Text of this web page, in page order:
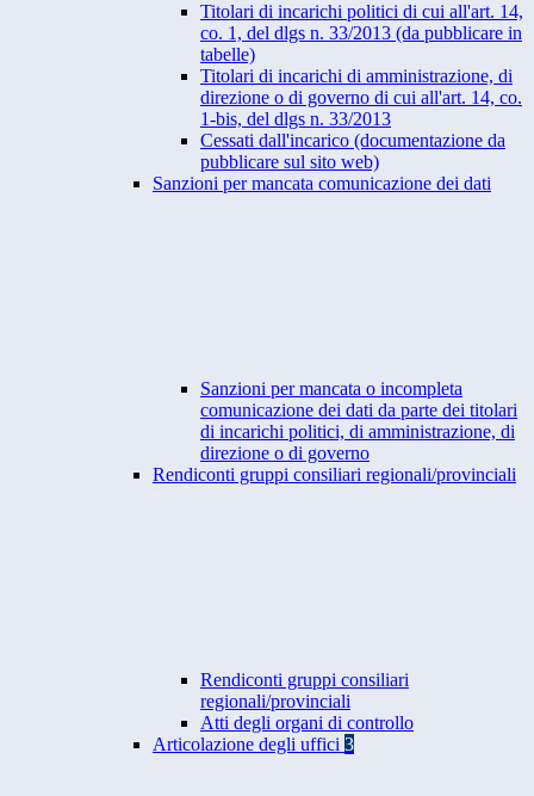
Titolari di incarichi politici di cui all'art. 14,
co. 1, del dlgs n. 33/2013 (da pubblicare in
tabelle)
Titolari di incarichi di amministrazione, di
direzione o di governo di cui all'art. 14, co.
1-bis, del dlgs n. 33/2013
Cessati dall'incarico (documentazione da
pubblicare sul sito web)
Sanzioni per mancata comunicazione dei dati
Sanzioni per mancata o incompleta
comunicazione dei dati da parte dei titolari
di incarichi politici, di amministrazione, di
direzione o di governo
Rendiconti gruppi consiliari regionali/provinciali
Rendiconti gruppi consiliari
regionali/provinciali
Atti degli organi di controllo
Articolazione degli uffici 3